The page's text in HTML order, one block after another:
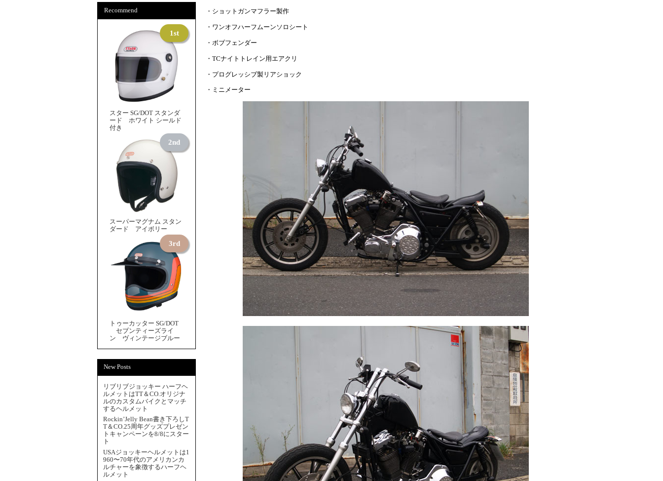
Recommend
スター SG/DOT スタンダ
ード ホワイト シールド
付き
スーパーマグナム スタン
ダード アイボリー
トゥーカッター SG/DOT
セブンティーズライ
ン ヴィンテージブルー
New Posts
リブリブジョッキー ハーフヘ
ルメットはTT＆CO.オリジナ
ルのカスタムバイクとマッチ
するヘルメット
Rockin’Jelly Bean書き下ろしT
T＆CO.25周年グッズプレゼン
トキャンペーンを8/8にスター
ト
USAジョッキーヘルメットは1
960〜70年代のアメリカンカ
ルチャーを象徴するハーフヘ
ルメット
・ショットガンマフラー製作
・ワンオフハーフムーンソロシート
・ボブフェンダー
・TCナイトトレイン用エアクリ
・プログレッシブ製リアショック
・ミニメーター